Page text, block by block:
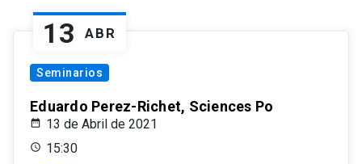
13 ABR
Seminarios
Eduardo Perez-Richet, Sciences Po
13 de Abril de 2021
15:30